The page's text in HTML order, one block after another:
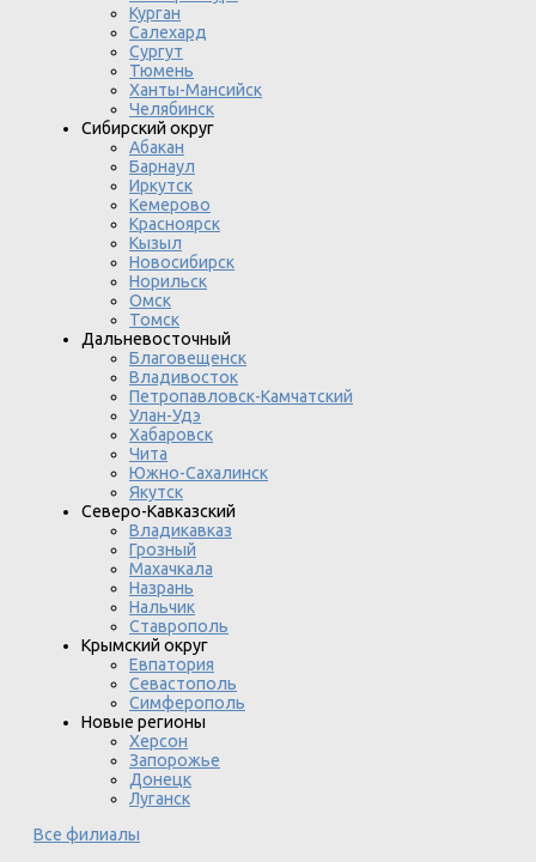
Курган
Салехард
Сургут
Тюмень
Ханты-Мансийск
Челябинск
Сибирский округ
Абакан
Барнаул
Иркутск
Кемерово
Красноярск
Кызыл
Новосибирск
Норильск
Омск
Томск
Дальневосточный
Благовещенск
Владивосток
Петропавловск-Камчатский
Улан-Удэ
Хабаровск
Чита
Южно-Сахалинск
Якутск
Северо-Кавказский
Владикавказ
Грозный
Махачкала
Назрань
Нальчик
Ставрополь
Крымский округ
Евпатория
Севастополь
Симферополь
Новые регионы
Херсон
Запорожье
Донецк
Луганск
Все филиалы